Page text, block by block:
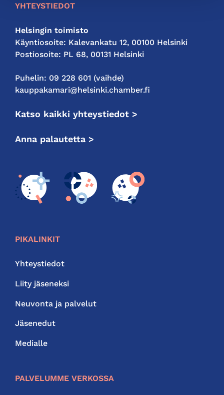
YHTEYSTIEDOT
Helsingin toimisto
Käyntiosoite: Kalevankatu 12, 00100 Helsinki
Postiosoite: PL 68, 00131 Helsinki
Puhelin: 09 228 601 (vaihde)
kauppakamari@helsinki.chamber.fi
Katso kaikki yhteystiedot >
Anna palautetta >
PIKALINKIT
Yhteystiedot
Liity jäseneksi
Neuvonta ja palvelut
Jäsenedut
Medialle
PALVELUMME VERKOSSA